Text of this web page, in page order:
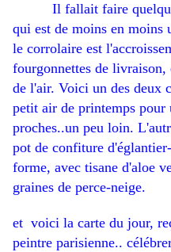
Il fallait faire quelque
qui est de moins en moins
le corrolaire est
fourgonnettes de
de l'air. Voici un des deux
petit air de printemps pour
proches..un peu loin.
pot de confiture
forme, avec tisane d'aloe
graines de perce-neige.
et voici la carte du jour,
peintre parisienne..